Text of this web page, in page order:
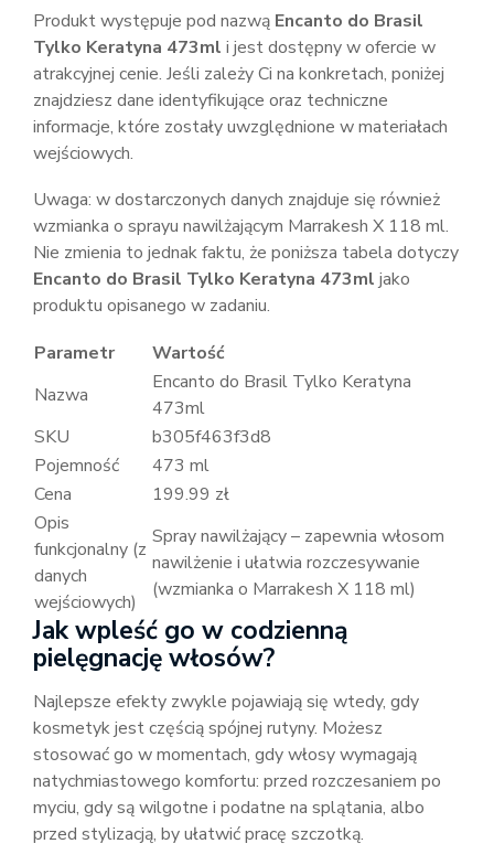
Produkt występuje pod nazwą Encanto do Brasil
Tylko Keratyna 473ml i jest dostępny w ofercie w
atrakcyjnej cenie. Jeśli zależy Ci na konkretach, poniżej
znajdziesz dane identyfikujące oraz techniczne
informacje, które zostały uwzględnione w materiałach
wejściowych.
Uwaga: w dostarczonych danych znajduje się również
wzmianka o sprayu nawilżającym Marrakesh X 118 ml.
Nie zmienia to jednak faktu, że poniższa tabela dotyczy
Encanto do Brasil Tylko Keratyna 473ml jako
produktu opisanego w zadaniu.
Parametr
Wartość
Nazwa
Encanto do Brasil Tylko Keratyna
473ml
SKU
b305f463f3d8
Pojemność
473 ml
Cena
199.99 zł
Opis
funkcjonalny (z
danych
wejściowych)
Spray nawilżający – zapewnia włosom
nawilżenie i ułatwia rozczesywanie
(wzmianka o Marrakesh X 118 ml)
Jak wpleść go w codzienną
pielęgnację włosów?
Najlepsze efekty zwykle pojawiają się wtedy, gdy
kosmetyk jest częścią spójnej rutyny. Możesz
stosować go w momentach, gdy włosy wymagają
natychmiastowego komfortu: przed rozczesaniem po
myciu, gdy są wilgotne i podatne na splątania, albo
przed stylizacją, by ułatwić pracę szczotką.